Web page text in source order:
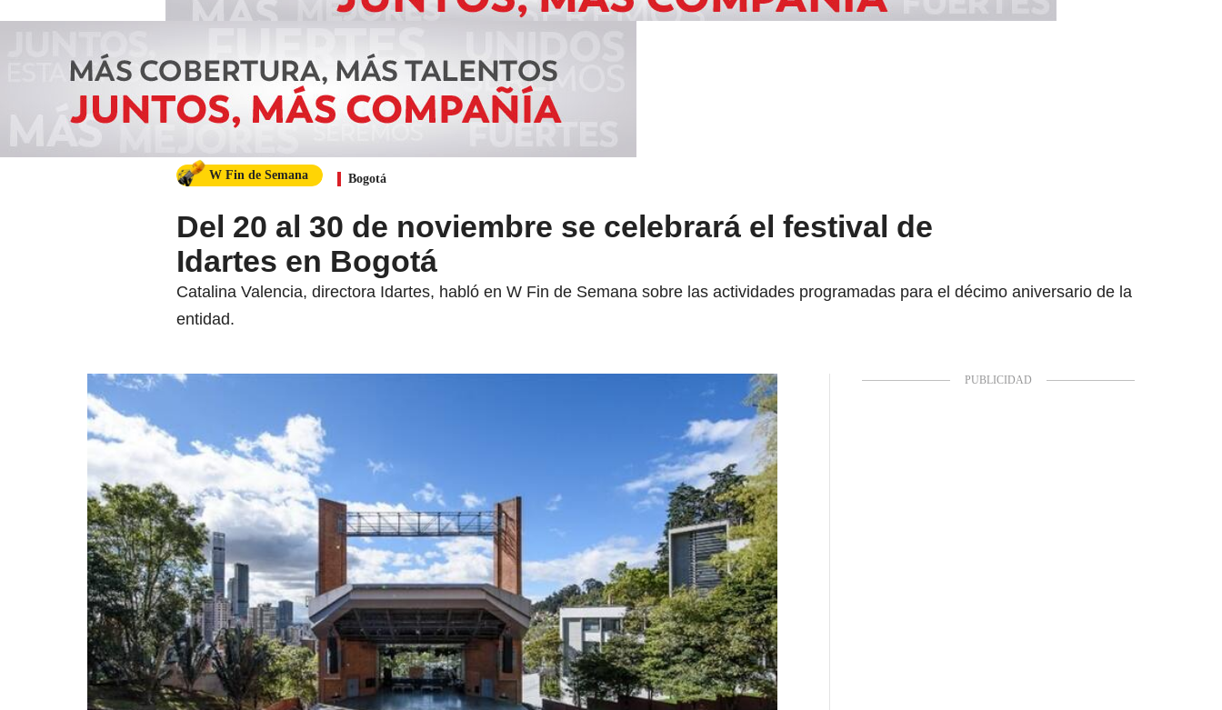
W Fin de Semana Bogotá
Del 20 al 30 de noviembre se celebrará el festival de
Idartes en Bogotá
Catalina Valencia, directora Idartes, habló en W Fin de Semana sobre las actividades programadas para el décimo aniversario de la
entidad.